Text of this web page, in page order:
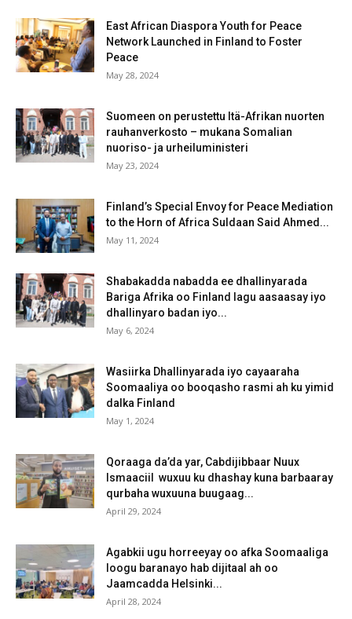
East African Diaspora Youth for Peace
Network Launched in Finland to Foster
Peace
May 28, 2024
Suomeen on perustettu Itä-Afrikan nuorten
rauhanverkosto – mukana Somalian
nuoriso- ja urheiluministeri
May 23, 2024
Finland’s Special Envoy for Peace Mediation
to the Horn of Africa Suldaan Said Ahmed...
May 11, 2024
Shabakadda nabadda ee dhallinyarada
Bariga Afrika oo Finland lagu aasaasay iyo
dhallinyaro badan iyo...
May 6, 2024
Wasiirka Dhallinyarada iyo cayaaraha
Soomaaliya oo booqasho rasmi ah ku yimid
dalka Finland
May 1, 2024
Qoraaga da’da yar, Cabdijibbaar Nuux
Ismaaciil wuxuu ku dhashay kuna barbaaray
qurbaha wuxuuna buugaag...
April 29, 2024
Agabkii ugu horreeyay oo afka Soomaaliga
loogu baranayo hab dijitaal ah oo
Jaamcadda Helsinki...
April 28, 2024